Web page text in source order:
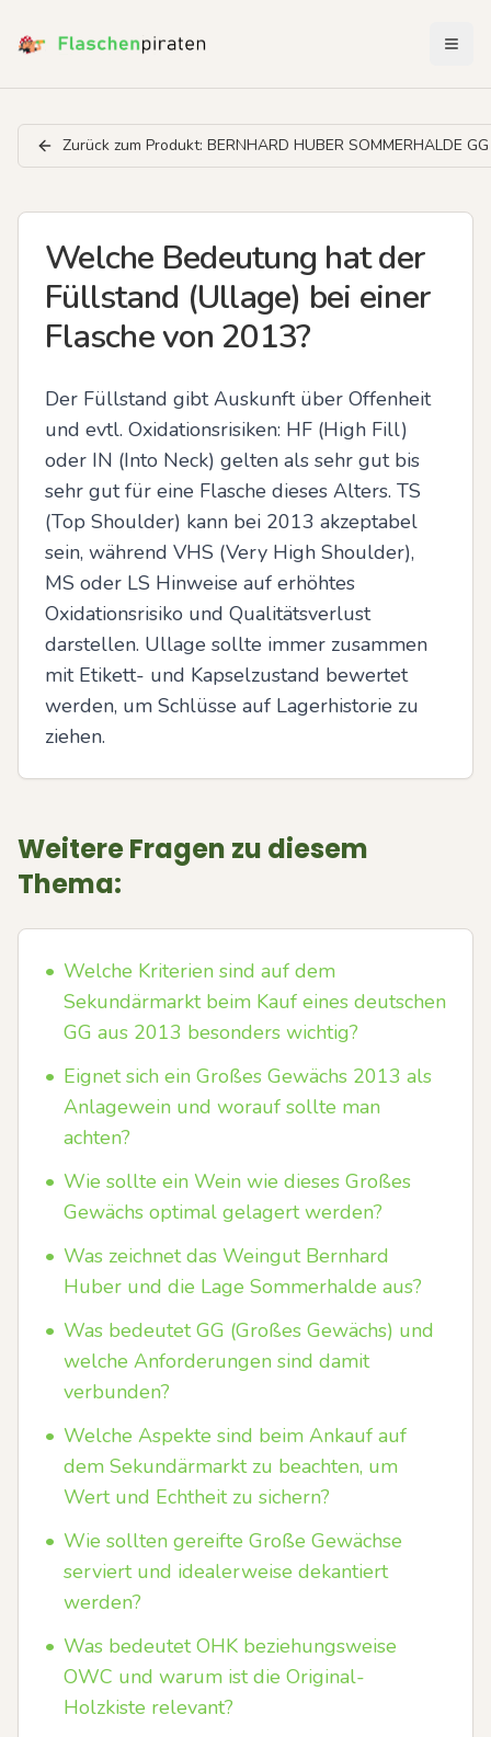
Zurück zum Produkt: BERNHARD HUBER SOMMERHALDE
Welche Bedeutung hat der
Füllstand (Ullage) bei einer
Flasche von 2013?
Der Füllstand gibt Auskunft über Offenheit
und evtl. Oxidationsrisiken: HF (High Fill)
oder IN (Into Neck) gelten als sehr gut bis
sehr gut für eine Flasche dieses Alters. TS
(Top Shoulder) kann bei 2013 akzeptabel
sein, während VHS (Very High Shoulder),
MS oder LS Hinweise auf erhöhtes
Oxidationsrisiko und Qualitätsverlust
darstellen. Ullage sollte immer zusammen
mit Etikett- und Kapselzustand bewertet
werden, um Schlüsse auf Lagerhistorie zu
ziehen.
Weitere Fragen zu diesem
Thema:
• Welche Kriterien sind auf dem
Sekundärmarkt beim Kauf eines deutschen
GG aus 2013 besonders wichtig?
• Eignet sich ein Großes Gewächs 2013 als
Anlagewein und worauf sollte man
achten?
• Wie sollte ein Wein wie dieses Großes
Gewächs optimal gelagert werden?
• Was zeichnet das Weingut Bernhard
Huber und die Lage Sommerhalde aus?
• Was bedeutet GG (Großes Gewächs) und
welche Anforderungen sind damit
verbunden?
• Welche Aspekte sind beim Ankauf auf
dem Sekundärmarkt zu beachten, um
Wert und Echtheit zu sichern?
• Wie sollten gereifte Große Gewächse
serviert und idealerweise dekantiert
werden?
• Was bedeutet OHK beziehungsweise
OWC und warum ist die Original-
Holzkiste relevant?